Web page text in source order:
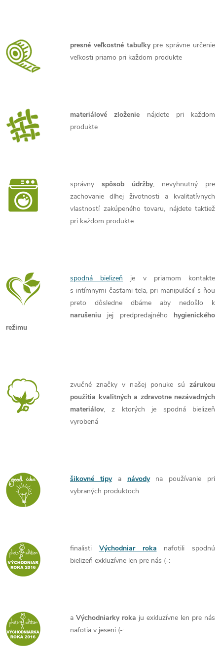
presné veľkostné tabuľkypre správne určenie
veľkosti priamo pri každom produkte
materiálové zloženie nájdete pri každom
produkte
správny spôsob údržby, nevyhnutný pre
zachovanie dlhej životnosti a kvalitatívnych
vlastností zakúpeného tovaru, nájdete taktiež
pri každom produkte
spodná bielizeň je v priamom kontakte
s intímnymi časťami tela, pri manipulácií s ňou
preto dôsledne dbáme aby nedošlo k
narušeniu jej predpredajného hygienického
režimu
zvučné značky v našej ponuke sú zárukou
použitia kvalitných a zdravotne nezávadných
materiálov, z ktorých je spodná bielizeň
vyrobená
šikovné tipya návodyna používanie pri
vybraných produktoch
finalisti Východniar roka nafotili spodnú
bielizeň exkluzívne len pre nás (-:
a Východniarky roka ju exkluzívne len pre nás
nafotia v jeseni (-: